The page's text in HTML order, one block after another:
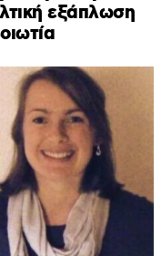
εξάπλωση